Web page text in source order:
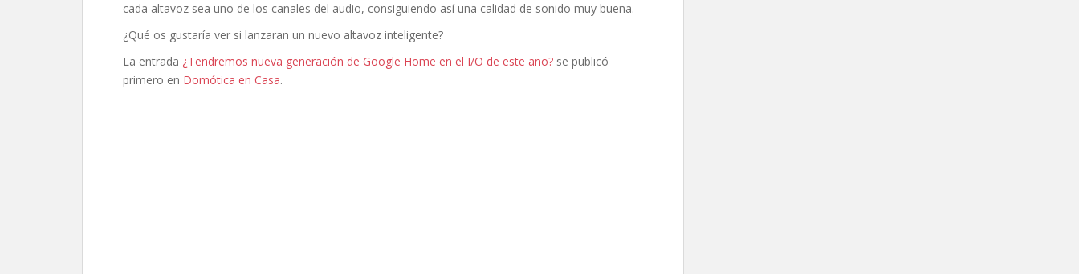
cada altavoz sea uno de los canales del audio, consiguiendo así una calidad de sonido muy buena.
¿Qué os gustaría ver si lanzaran un nuevo altavoz inteligente?
La entrada ¿Tendremos nueva generación de Google Home en el I/O de este año? se publicó
primero en Domótica en Casa.